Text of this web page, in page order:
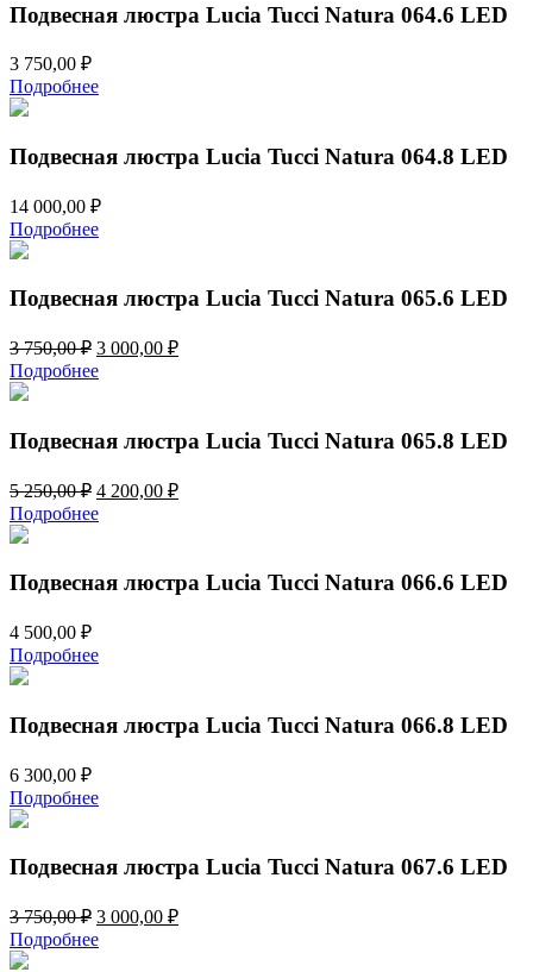
Подвесная люстра Lucia Tucci Natura 064.6 LED
3 750,00 ₽
Подробнее
Подвесная люстра Lucia Tucci Natura 064.8 LED
14 000,00 ₽
Подробнее
Подвесная люстра Lucia Tucci Natura 065.6 LED
3 750,00₽ Первоначальная
цена
составляла
3 000,00 ₽Текущая
Подробнее
Подвесная люстра Lucia Tucci Natura 065.8 LED
5 250,00₽ Первоначальная
цена
составляла
250,00 ₽.
4 200,00 ₽Текущая
Подробнее
Подвесная люстра Lucia Tucci Natura 066.6 LED
4 500,00 ₽
Подробнее
Подвесная люстра Lucia Tucci Natura 066.8 LED
6 300,00 ₽
Подробнее
Подвесная люстра Lucia Tucci Natura 067.6 LED
3 750,00₽ Первоначальная
цена
составляла
3 000,00 ₽Текущая
Подробнее